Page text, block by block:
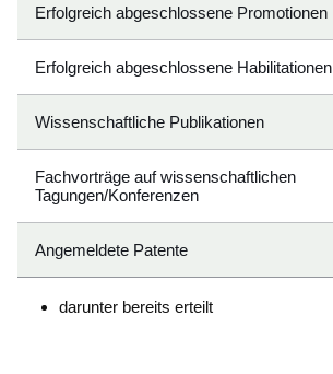
Erfolgreich abgeschlossene Promotionen
Erfolgreich abgeschlossene Habilitationen
Wissenschaftliche Publikationen
Fachvorträge auf wissenschaftlichen
Tagungen/Konferenzen
Angemeldete Patente
darunter bereits erteilt